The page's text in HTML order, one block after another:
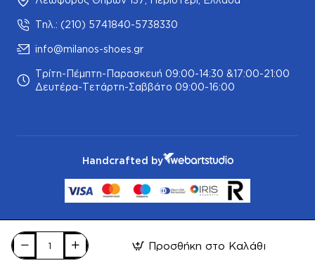
Προσθήκη στο Καλάθι
Τηλ.: (210) 5741840-5738330
info@milanos-shoes.gr
Τρίτη-Πέμπτη-Παρασκευή 09:00-14:30 &17:00-21:00
Δευτέρα-Τετάρτη-Σαββάτο 09:00-16:00
Handcrafted by